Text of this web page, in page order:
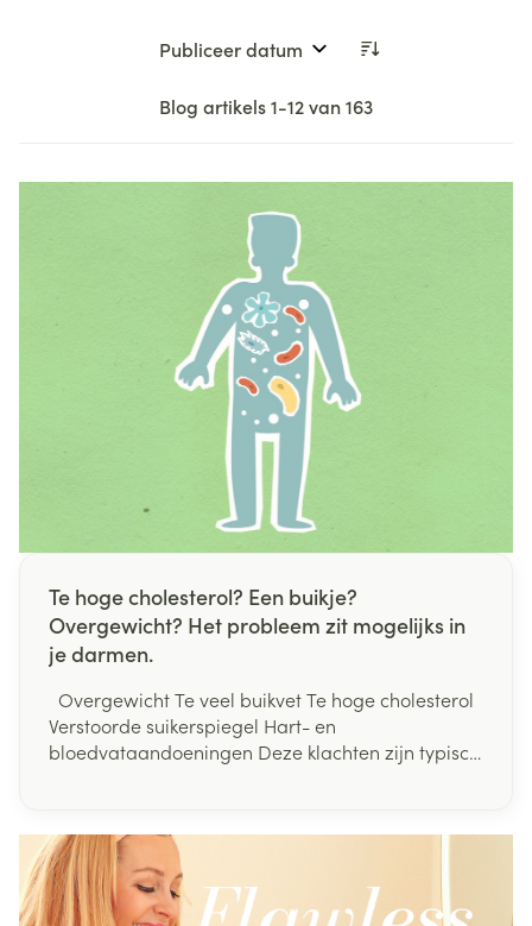
Blog artikels1-12van163
Te hoge cholesterol? Een buikje?
Overgewicht? Het probleem zit mogelijks in
je darmen.
Verstoorde suikerspiegel Hart- en
bloedvataandoeningen Deze klachten zijn typisch
omschrijven als “het metabool syndroom”. Deze
term wordt gebruikt wanneer de motor van het
lichaam, het eigen metabolisme, niet meer
optimaal functioneert.